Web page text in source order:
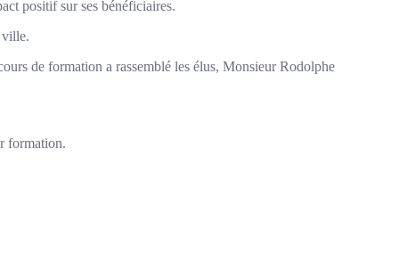
positif sur ses bénéficiaires.
ville.
de formation a rassemblé les élus, Monsieur Rodolphe
formation.